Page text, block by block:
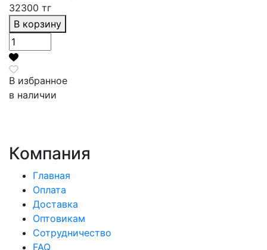
32300 тг
В корзину
В избранное
в наличии
Компания
Главная
Оплата
Доставка
Оптовикам
Сотрудничество
FAQ